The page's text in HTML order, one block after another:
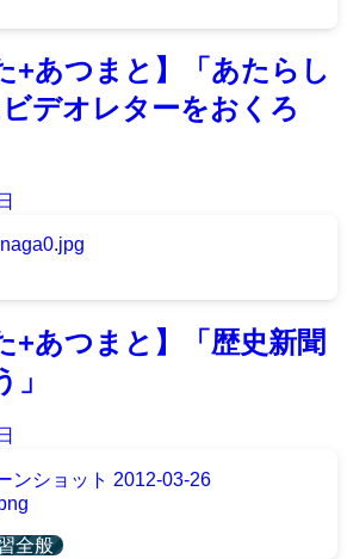
+あつまと】「あたらし
デオレターをおくろ
+あつまと】「歴史新聞
全般